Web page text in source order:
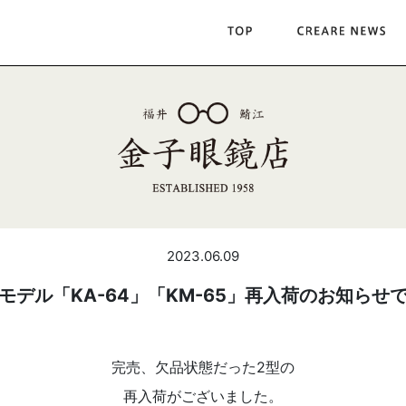
2023.06.09
デル「KA-64」「KM-65」再入荷のお知らせ
完売、欠品状態だった2型の
再入荷がございました。